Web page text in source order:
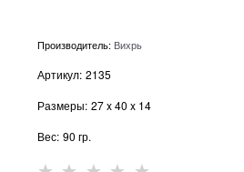
Производитель: Вихрь
Артикул: 2135
Размеры: 27x40 x 14
Вес: 90 гр.